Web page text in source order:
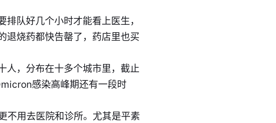
队好几个小时才能看上医生，
退烧药都快告罄了，药店里也买
人，分布在十多个城市里，截止
感染高峰期还有一段时
不用去医院和诊所。尤其是平素